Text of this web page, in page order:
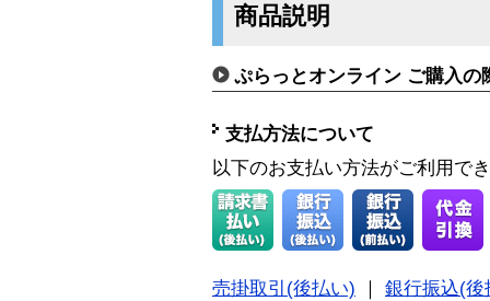
商品説明
ぷらっとオンライン ご購入の
支払方法について
以下のお支払い方法がご利用で
売掛取引(後払い)
銀行振込(後